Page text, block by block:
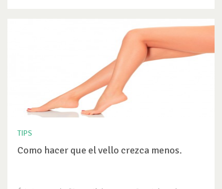
TIPS
Como hacer que el vello crezca menos.